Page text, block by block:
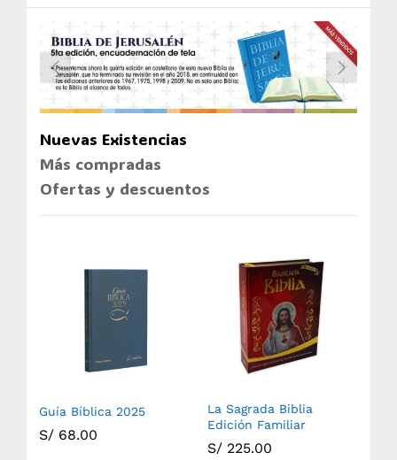
Nuevas Existencias
Más compradas
Ofertas y descuentos
Guía Bíblica 2025
S/ 68.00
La Sagrada Biblia
Edición Familiar
S/ 225.00